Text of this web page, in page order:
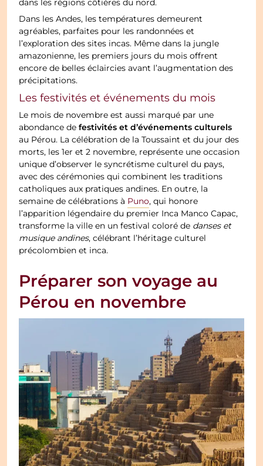
dans les régions côtières du nord.
Dans les Andes, les températures demeurent
agréables, parfaites pour les randonnées et
l’exploration des sites incas. Même dans la jungle
amazonienne, les premiers jours du mois offrent
encore de belles éclaircies avant l’augmentation des
précipitations.
Les festivités et événements du mois
Le mois de novembre est aussi marqué par une
abondance defestivités et d’événements culturels
au Pérou. La célébration de la Toussaint et du jour des
morts, les 1er et 2 novembre, représente une occasion
unique d’observer le syncrétisme culturel du pays,
avec des cérémonies qui combinent les traditions
catholiques aux pratiques andines. En outre, la
semaine de célébrations à Puno, qui honore
l’apparition légendaire du premier Inca Manco Capac,
transforme la ville en un festival coloré de danses et
musique andines, célébrant l’héritage culturel
précolombien et inca.
Préparer son voyage au
Pérou en novembre